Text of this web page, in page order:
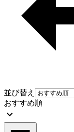
並び替え
おすすめ順